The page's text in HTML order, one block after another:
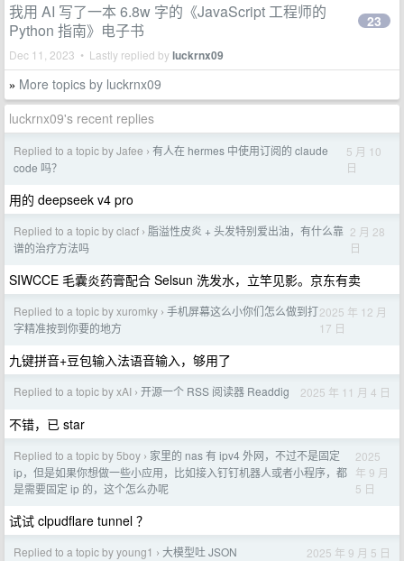
我用 AI 写了一本 6.8w 字的《JavaScript 工程师的
Python 指南》电子书
Dec 11, 2023 • Lastly replied byluckrnx09
23
» More topics by luckrnx09
luckrnx09's recent replies
Replied to a topic by Jafee › 有人在 hermes 中使用订阅的 claude
code 吗？
5 月 10
日
用的 deepseek v4 pro
Replied to a topic by clacf › 脂溢性皮炎 + 头发特别爱出油，有什么靠
谱的治疗方法吗
2 月 28
日
SIWCCE 毛囊炎药膏配合 Selsun 洗发水，立竿见影。京东有卖
Replied to a topic by xuromky › 手机屏幕这么小你们怎么做到打
字精准按到你要的地方
2025 年 12 月
17 日
九键拼音+豆包输入法语音输入，够用了
Replied to a topic by xAI › 开源一个 RSS 阅读器 Readdig 2025 年 11 月 4 日
不错，已 star
Replied to a topic by 5boy › 家里的 nas 有 ipv4 外网，不过不是固定
ip，但是如果你想做一些小应用，比如接入钉钉机器人或者小程序，都
是需要固定 ip 的，这个怎么办呢
2025
年 9 月
5 日
试试 clpudflare tunnel ？
Replied to a topic by young1 › 大模型吐 JSON 2025 年 9 月 5 日